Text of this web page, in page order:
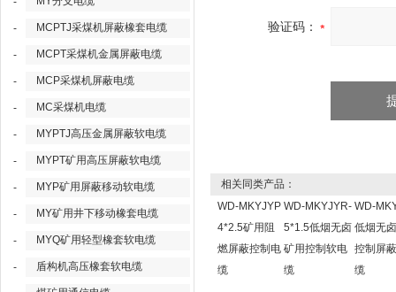
- MCPTJ采煤机屏蔽橡套电缆
- MCPT采煤机金属屏蔽电缆
- MCP采煤机屏蔽电缆
- MC采煤机电缆
- MYPTJ高压金属屏蔽软电缆
- MYPT矿用高压屏蔽软电缆
- MYP矿用屏蔽移动软电缆
- MY矿用井下移动橡套电缆
- MYQ矿用轻型橡套软电缆
- 盾构机高压橡套软电缆
验证码：
相关同类产品：
WD-MKYJYP
4*2.5矿用阻
燃屏蔽控制电
缆
WD-MKYJYR-
5*1.5低烟无卤
矿用控制软电
缆
WD-
低烟无
控制屏
缆